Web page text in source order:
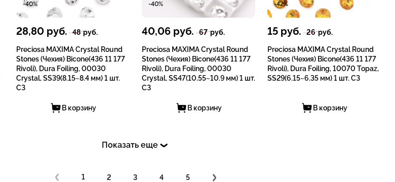
-40%
28,80 руб. 48руб.
Preciosa MAXIMA Crystal Round
Stones (Чехия) Bicone(436 11 177
Rivoli), Dura Foiling, 00030
Crystal, SS39(8.15~8.4 мм) 1 шт.
СЗ
В корзину
-40%
40,06 руб. 67руб.
Preciosa MAXIMA Crystal Round
Stones (Чехия) Bicone(436 11 177
Rivoli), Dura Foiling, 00030
Crystal, SS47(10.55~10.9 мм) 1 шт.
СЗ
В корзину
-42%
15 руб. 26руб.
Preciosa MAXIMA Crystal Round
Stones (Чехия) Bicone(436 11 177
Rivoli), Dura Foiling, 10070 Topaz,
SS29(6.15~6.35 мм) 1 шт. СЗ
В корзину
Показать еще
1 2 3 4 5